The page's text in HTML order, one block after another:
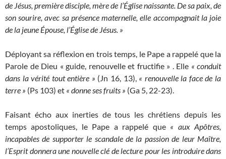
de Jésus, première disciple, mère de l’Église naissante. De sa paix, de
son sourire, avec sa présence maternelle, elle accompagnait la joie
de la jeune Épouse, l’Église de Jésus. »
Déployant sa réflexion en trois temps, le Pape a rappelé que la
Parole de Dieu « guide, renouvelle et fructifie » . Elle « conduit
dans la vérité tout entière » (Jn 16, 13), « renouvelle la face de la
terre » (Ps 103) et « donne ses fruits » (Ga 5, 22-23).
Faisant écho aux inerties de tous les chrétiens depuis les
temps apostoliques, le Pape a rappelé que « aux Apôtres,
incapables de supporter le scandale de la passion de leur Maître,
l’Esprit donnera une nouvelle clé de lecture pour les introduire dans